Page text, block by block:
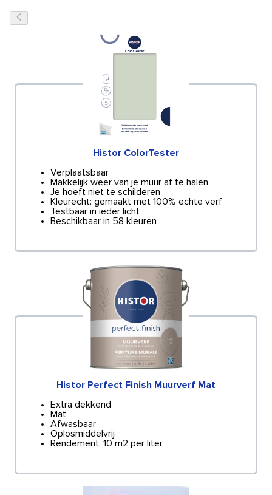
Histor ColorTester
Verplaatsbaar
Makkelijk weer van je muur af te halen
Je hoeft niet te schilderen
Kleurecht: gemaakt met 100% echte verf
Testbaar in ieder licht
Beschikbaar in 58 kleuren
Histor Perfect Finish Muurverf Mat
Extra dekkend
Mat
Afwasbaar
Oplosmiddelvrij
Rendement: 10 m2 per liter